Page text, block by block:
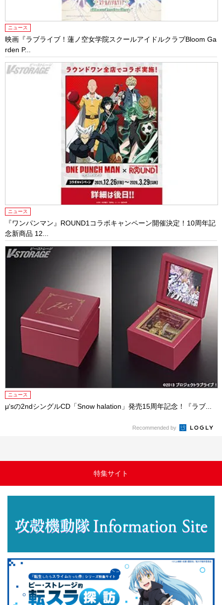
ニュース
映画『ラブライブ！蓮ノ空女学院スクールアイドルクラブBloom Ga
rden P...
ニュース
『ワンパンマン』ROUND1コラボキャンペーン開催決定！10周年記
念新商品 12...
ニュース
μ‘sの2ndシングルCD「Snow halation」発売15周年記念！『ラブ...
Recommended by
特集サイト